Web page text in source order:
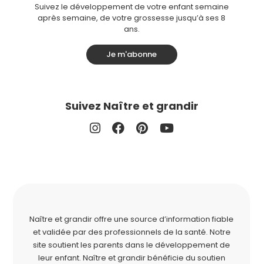
Suivez le développement de votre enfant semaine
après semaine, de votre grossesse jusqu’à ses 8
ans.
Je m'abonne
Suivez Naître et grandir
Naître et grandir offre une source d’information fiable
et validée par des professionnels de la santé. Notre
site soutient les parents dans le développement de
leur enfant. Naître et grandir bénéficie du soutien